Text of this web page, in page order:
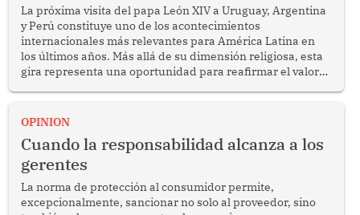
La próxima visita del papa León XIV a Uruguay, Argentina
y Perú constituye uno de los acontecimientos
internacionales más relevantes para América Latina en
los últimos años. Más allá de su dimensión religiosa, esta
gira representa una oportunidad para reafirmar el valor
enfrenta desafíos en materia de desarrollo, cohesión
OPINION
Cuando la responsabilidad alcanza a los
gerentes
La norma de protección al consumidor permite,
excepcionalmente, sancionar no solo al proveedor, sino